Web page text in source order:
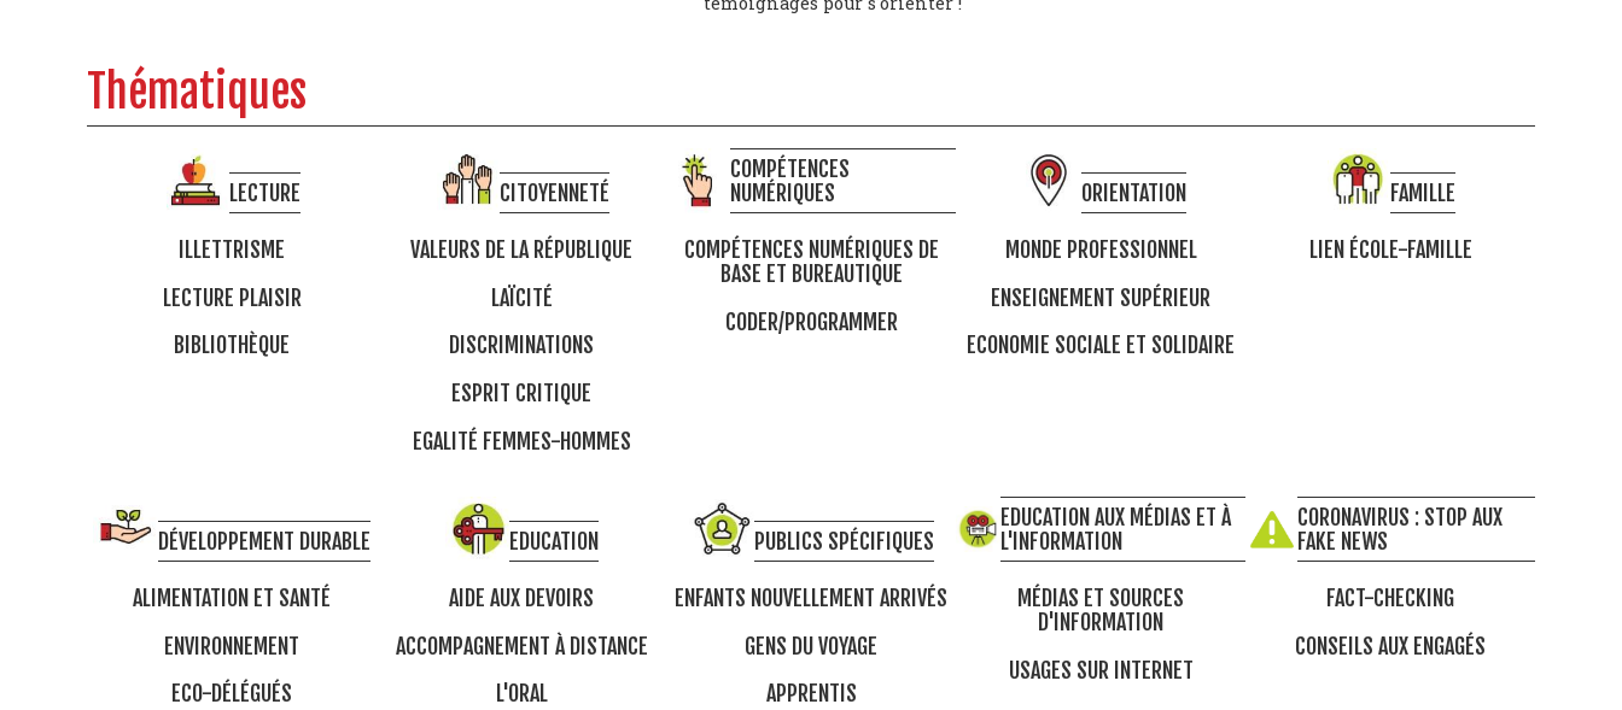
Thématiques
LECTURE
ILLETTRISME
LECTURE PLAISIR
BIBLIOTHÈQUE
CITOYENNETÉ
VALEURS DE LA RÉPUBLIQUE
LAÏCITÉ
DISCRIMINATIONS
ESPRIT CRITIQUE
EGALITÉ FEMMES-HOMMES
COMPÉTENCES
NUMÉRIQUES
COMPÉTENCES NUMÉRIQUES DE
BASE ET BUREAUTIQUE
CODER/PROGRAMMER
ORIENTATION
MONDE PROFESSIONNEL
ENSEIGNEMENT SUPÉRIEUR
ECONOMIE SOCIALE ET SOLIDAIRE
FAMILLE
LIEN ÉCOLE-FAMILLE
DÉVELOPPEMENT DURABLE
ALIMENTATION ET SANTÉ
ENVIRONNEMENT
ECO-DÉLÉGUÉS
EDUCATION
AIDE AUX DEVOIRS
ACCOMPAGNEMENT À DISTANCE
L'ORAL
PUBLICS SPÉCIFIQUES
ENFANTS NOUVELLEMENT ARRIVÉS
GENS DU VOYAGE
APPRENTIS
EDUCATION AUX MÉDIAS ET À
L'INFORMATION
MÉDIAS ET SOURCES
D'INFORMATION
USAGES SUR INTERNET
CORONAVIRUS : STOP AUX
FAKE NEWS
FACT-CHECKING
CONSEILS AUX ENGAGÉS